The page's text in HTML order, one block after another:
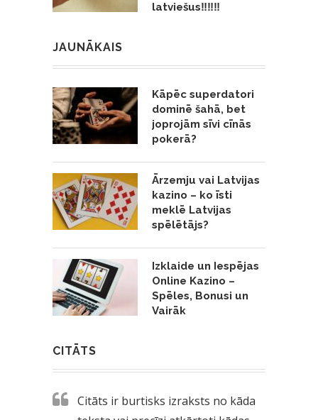
latviešus‼️‼️‼️
JAUNĀKAIS
Kāpēc superdatori
dominē šahā, bet
joprojām sīvi cīnās
pokerā?
Ārzemju vai Latvijas
kazino – ko īsti
meklē Latvijas
spēlētājs?
Izklaide un Iespējas
Online Kazino –
Spēles, Bonusi un
Vairāk
CITĀTS
Citāts ir burtisks izraksts no kāda